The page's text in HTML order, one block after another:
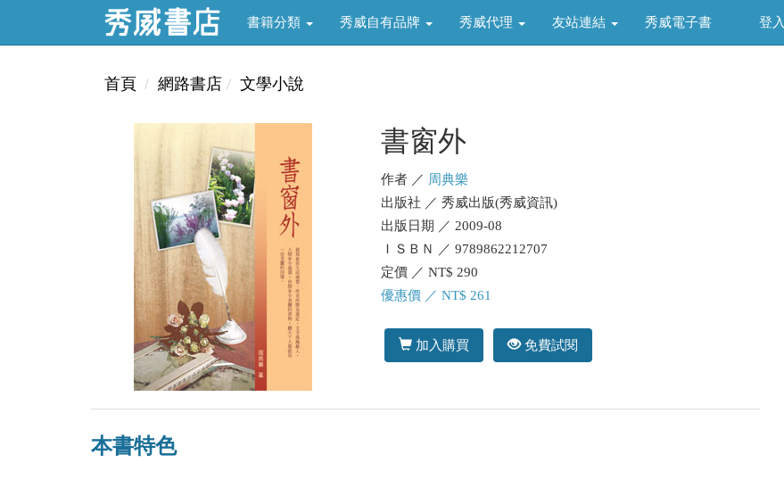
書籍分類 秀威自有品牌 秀威代理 友站連結 秀威電子書 登入
首頁 網路書店 文學小說
書窗外
作者 ／ 周典樂
出版社 ／ 秀威出版(秀威資訊)
出版日期 ／ 2009-08
ＩＳＢＮ ／ 9789862212707
定價 ／ NT$ 290
優惠價 ／ NT$ 261
加入購買 免費試閱
本書特色